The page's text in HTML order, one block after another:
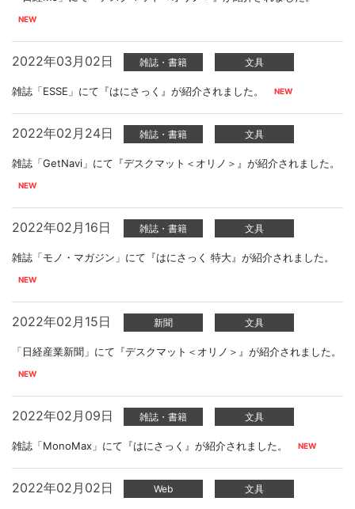
2022年03月02日 雑誌・書籍 文具
雑誌「ESSE」にて『はにさっく』が紹介されました。
2022年02月24日 雑誌・書籍 文具
雑誌「GetNavi」にて『デスクマット＜オリノ＞』が紹介されました。
2022年02月16日 雑誌・書籍 文具
雑誌「モノ・マガジン」にて『はにさっく 特大』が紹介されました。
2022年02月15日 新聞 文具
「日経産業新聞」にて『デスクマット＜オリノ＞』が紹介されました。
2022年02月09日 雑誌・書籍 文具
雑誌「MonoMax」にて『はにさっく』が紹介されました。
2022年02月02日 Web 文具